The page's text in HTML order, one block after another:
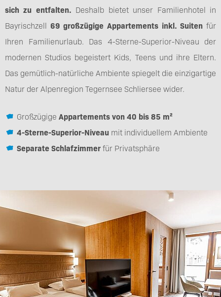
sich zu entfalten. Deshalb bietet unser Familienhotel in
Bayrischzell 69 großzügige Appartements inkl. Suiten für
Ihren Familienurlaub. Das 4-Sterne-Superior-Niveau der
modernen Studios begeistert Kids, Teens und ihre Eltern.
Das gemütlich-natürliche Ambiente spiegelt die einzigartige
Natur der Alpenregion Tegernsee Schliersee wider.
Großzügige Appartements von 40 bis 85 m²
4-Sterne-Superior-Niveau mit individuellem Ambiente
Separate Schlafzimmerfür Privatsphäre